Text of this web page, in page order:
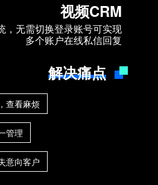
视频CRM
，无需切换登录账号可实现
多个账户在线私信回复
解决痛点
查看麻烦
管理
意向客户